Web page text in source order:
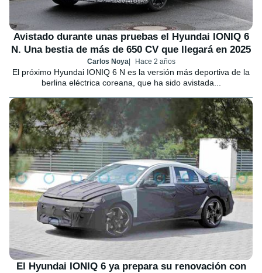
Avistado durante unas pruebas el Hyundai IONIQ 6
N. Una bestia de más de 650 CV que llegará en 2025
Carlos Noya Hace 2 años
El próximo Hyundai IONIQ 6 N es la versión más deportiva de la
berlina eléctrica coreana, que ha sido avistada...
El Hyundai IONIQ 6 ya prepara su renovación con